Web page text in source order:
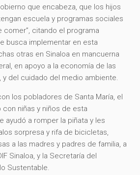
que encabeza, que los hijos
escuela y programas sociales
comer”, citando el programa
busca implementar en esta
otras en Sinaloa en mancuerna
en apoyo a la economía de las
y del cuidado del medio ambiente.
los pobladores de Santa María, el
niñas y niños de esta
ayudó a romper la piñata y les
sorpresa y rifa de bicicletas,
a las madres y padres de familia, a
Sinaloa, y la Secretaría del
Sustentable.